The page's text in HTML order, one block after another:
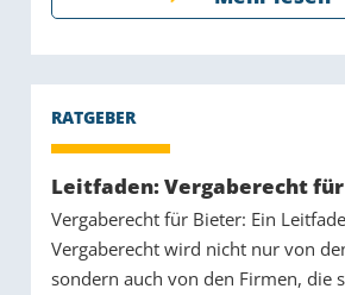
Leitfaden: Vergaberecht
Vergaberecht für Bieter: Ein
Vergaberecht wird nicht nur von
sondern auch von den Firmen, die